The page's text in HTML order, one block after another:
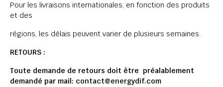
Pour les livraisons internationales, en fonction des produits
et des
régions, les délais peuvent varier de plusieurs semaines.
RETOURS :
Toute demande de retours doit être préalablement
demandé par mail: contact@energydif.com